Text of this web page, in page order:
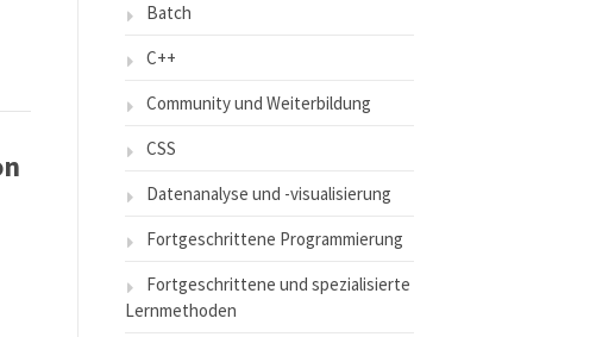
Batch
C++
Community und Weiterbildung
CSS
Datenanalyse und -visualisierung
Fortgeschrittene Programmierung
Fortgeschrittene und spezialisierte
Lernmethoden